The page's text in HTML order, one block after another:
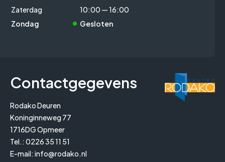
Zaterdag
10:00 — 16:00
Zondag
Gesloten
Contactgegevens
Rodako Deuren
Koninginneweg 77
1716DG Opmeer
Tel.: 0226 35 11 51
E-mail: info@rodako.nl